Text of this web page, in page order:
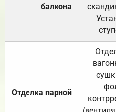
балкона
Отделка парной